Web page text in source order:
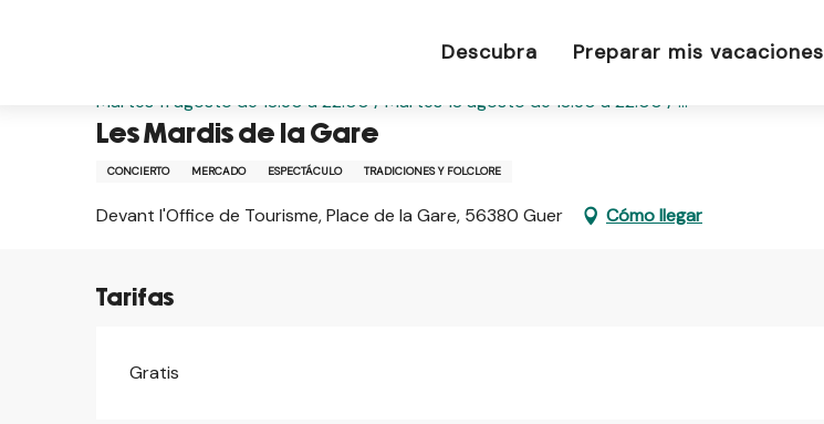
Descubra Preparar mis vacaciones
Martes 11 agosto de 18:30 a 22:00 / Martes 18 agosto de 18:30 a 22:00 / ...
Les Mardis de la Gare
CONCIERTO MERCADO ESPECTÁCULO TRADICIONES Y FOLCLORE
Devant l'Office de Tourisme, Place de la Gare, 56380 Guer Cómo llegar
Tarifas
Gratis